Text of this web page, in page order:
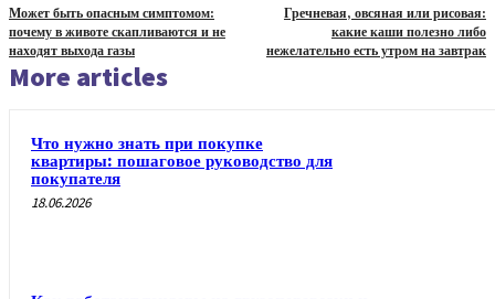
Может быть опасным симптомом:
почему в животе скапливаются и не
находят выхода газы
Гречневая, овсяная или рисовая:
какие каши полезно либо
нежелательно есть утром на завтрак
More articles
Что нужно знать при покупке
квартиры: пошаговое руководство для
покупателя
18.06.2026